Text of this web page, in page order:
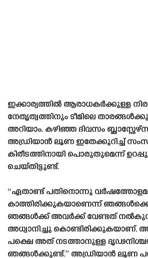
ഇക്കാര്യത്തിൽ ആരാധകർക്കുള്ള
നേതൃത്വത്തിനും ടീമിലെ
അറിയാം. കഴിഞ്ഞ ദിവസം
അഡ്രിയാൻ ലൂണ ഇതേക്കുറിച്ച്
കിരീടത്തിനായി പൊരുതുമെന്ന്
ചെയ്‌തിട്ടുണ്ട്‌.
“ഏതാണ്ട് പതിനൊന്നു
കാത്തിരിക്കുകയാണെന്ന്
ഞങ്ങൾക്ക് അവർക്ക് വേണ്ടത്
അധ്വാനിച്ചു കൊണ്ടിരിക്കുകയാണ്.
പക്ഷെ അത് നടത്താനുള്ള
ഞങ്ങൾക്കുണ്ട്.” അഡ്രിയാൻ ലൂണ